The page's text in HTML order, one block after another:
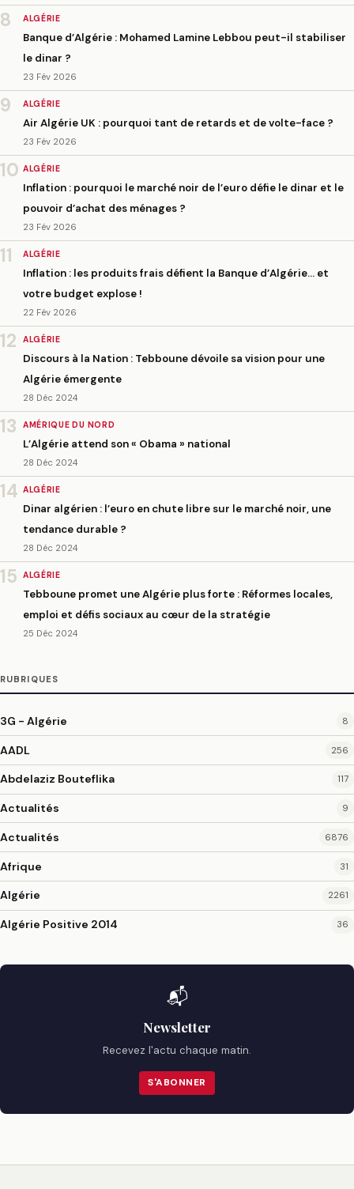
8 ALGÉRIE
Banque d’Algérie : Mohamed Lamine Lebbou peut-il stabiliser
le dinar ?
23 Fév 2026
9 ALGÉRIE
Air Algérie UK : pourquoi tant de retards et de volte-face ?
23 Fév 2026
10 ALGÉRIE
Inflation : pourquoi le marché noir de l’euro défie le dinar et le
pouvoir d’achat des ménages ?
23 Fév 2026
11 ALGÉRIE
Inflation : les produits frais défient la Banque d’Algérie… et
votre budget explose !
22 Fév 2026
12 ALGÉRIE
Discours à la Nation : Tebboune dévoile sa vision pour une
Algérie émergente
28 Déc 2024
13 AMÉRIQUE DU NORD
L’Algérie attend son « Obama » national
28 Déc 2024
14 ALGÉRIE
Dinar algérien : l’euro en chute libre sur le marché noir, une
tendance durable ?
28 Déc 2024
15 ALGÉRIE
Tebboune promet une Algérie plus forte : Réformes locales,
emploi et défis sociaux au cœur de la stratégie
25 Déc 2024
RUBRIQUES
3G - Algérie 8
AADL 256
Abdelaziz Bouteflika 117
Actualités 9
Actualités 6876
Afrique 31
Algérie 2261
Algérie Positive 2014 36
📬
Newsletter
Recevez l'actu chaque matin.
S'ABONNER